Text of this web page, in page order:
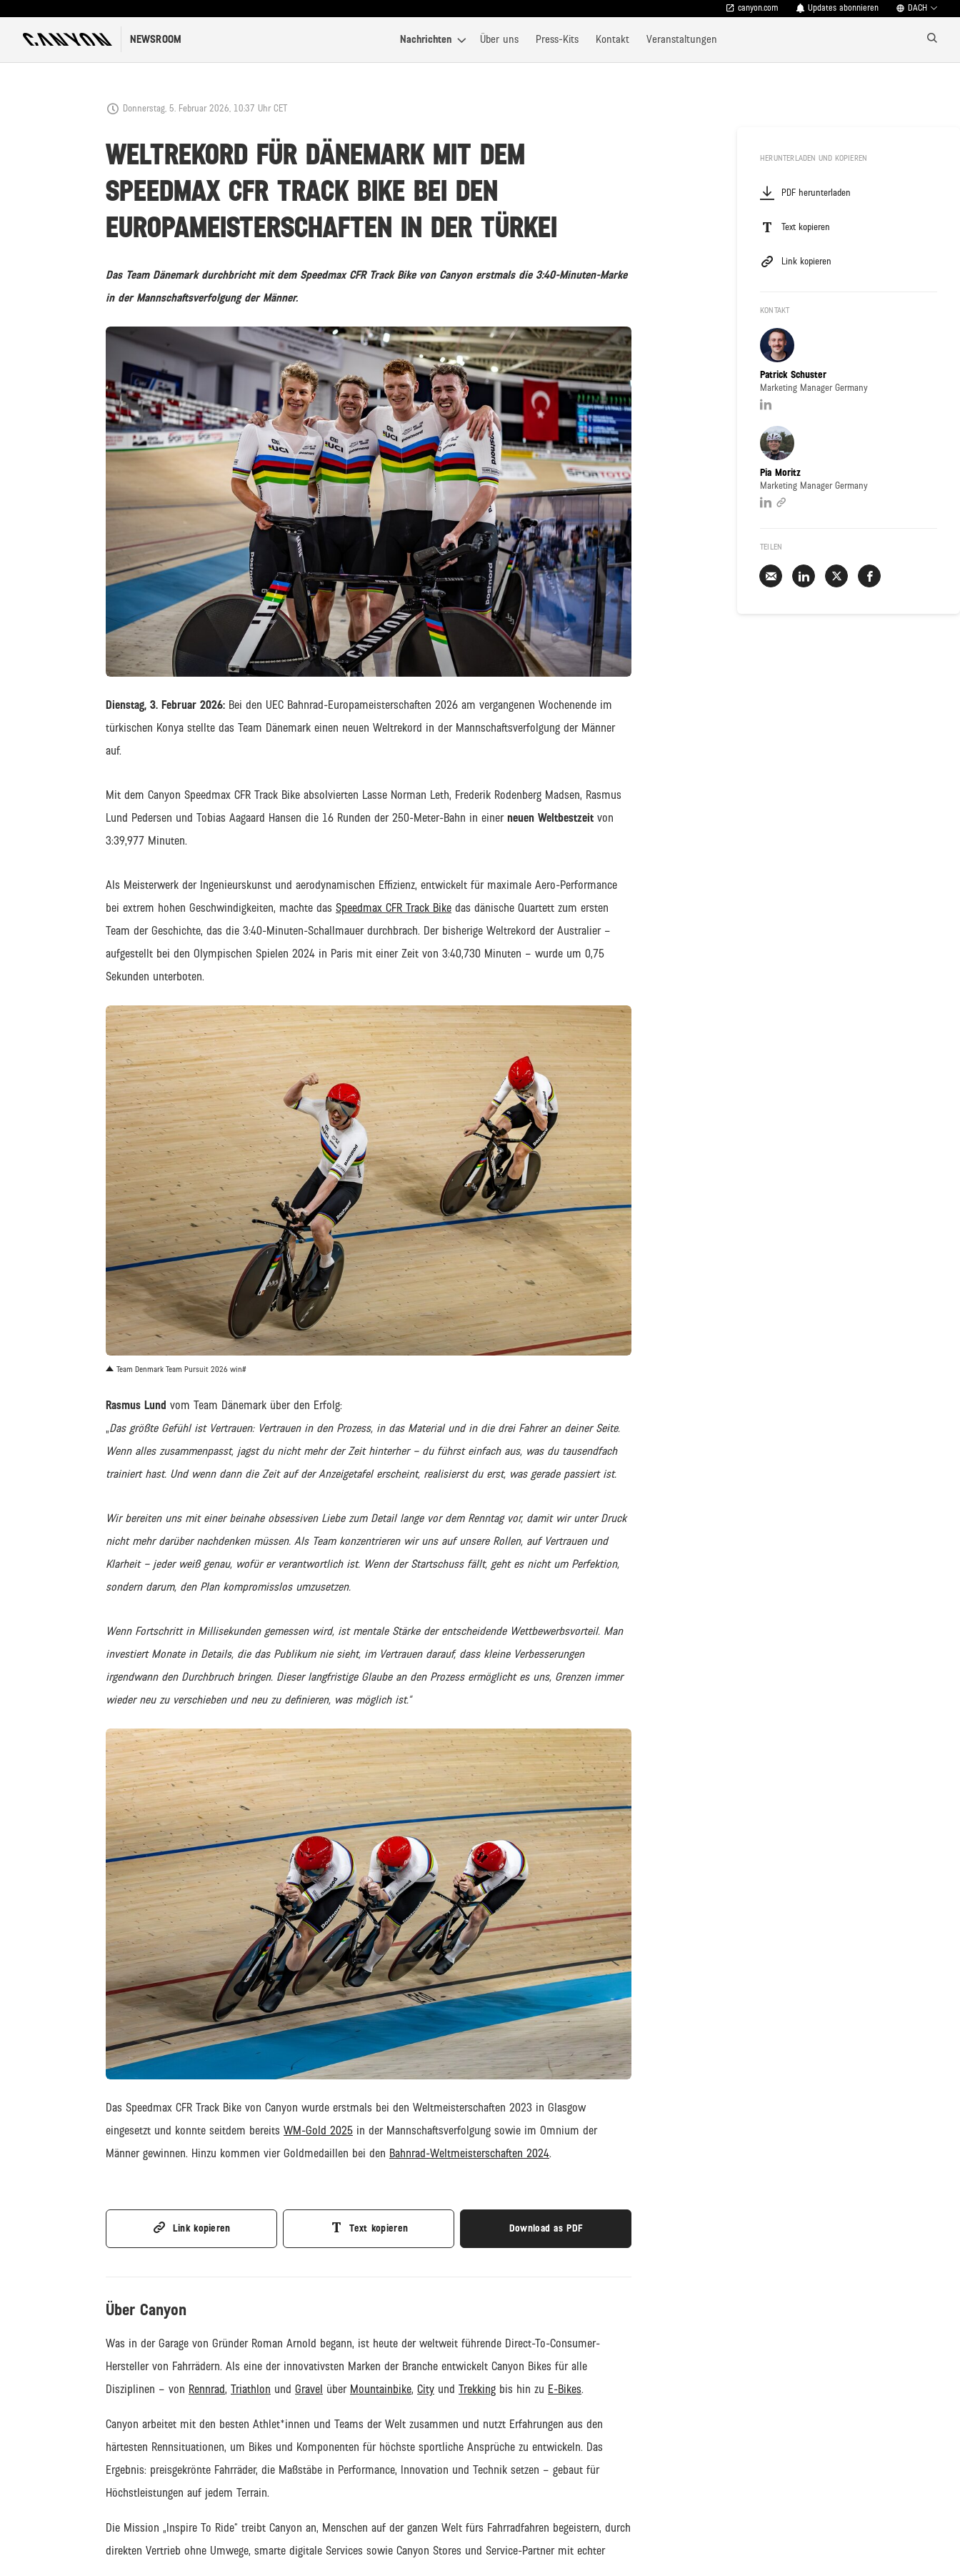
canyon.com Updates abonnieren DACH
NEWSROOM Nachrichten Über uns Press-Kits Veranstaltungen
Kontakt
Donnerstag, 5. Februar 2026, 10:37 Uhr CET
WELTREKORD FÜR DÄNEMARK MIT DEM
SPEEDMAX CFR TRACK BIKE BEI DEN
EUROPAMEISTERSCHAFTEN IN DER TÜRKEI
Das Team Dänemark durchbricht mit dem Speedmax CFR Track Bike von Canyon erstmals die 3:40-Minuten-Marke
in der Mannschaftsverfolgung der Männer.
JPEG
Dienstag, 3. Februar 2026: Bei den UEC Bahnrad-Europameisterschaften 2026 am vergangenen Wochenende im
türkischen Konya stellte das Team Dänemark einen neuen Weltrekord in der Mannschaftsverfolgung der Männer
auf.
Mit dem Canyon Speedmax CFR Track Bike absolvierten Lasse Norman Leth, Frederik Rodenberg Madsen, Rasmus
Lund Pedersen und Tobias Aagaard Hansen die 16 Runden der 250-Meter-Bahn in einer neuen Weltbestzeit von
3:39,977 Minuten.
Als Meisterwerk der Ingenieurskunst und aerodynamischen Effizienz, entwickelt für maximale Aero-Performance
bei extrem hohen Geschwindigkeiten, machte das Speedmax CFR Track Bike das dänische Quartett zum ersten
Team der Geschichte, das die 3:40-Minuten-Schallmauer durchbrach. Der bisherige Weltrekord der Australier –
aufgestellt bei den Olympischen Spielen 2024 in Paris mit einer Zeit von 3:40,730 Minuten – wurde um 0,75
Sekunden unterboten.
JPEG
Team Denmark Team Pursuit 2026 win#
Rasmus Lund vom Team Dänemark über den Erfolg:
„Das größte Gefühl ist Vertrauen: Vertrauen in den Prozess, in das Material und in die drei Fahrer an deiner Seite.
Wenn alles zusammenpasst, jagst du nicht mehr der Zeit hinterher – du führst einfach aus, was du tausendfach
trainiert hast. Und wenn dann die Zeit auf der Anzeigetafel erscheint, realisierst du erst, was gerade passiert ist.
Wir bereiten uns mit einer beinahe obsessiven Liebe zum Detail lange vor dem Renntag vor, damit wir unter Druck
nicht mehr darüber nachdenken müssen. Als Team konzentrieren wir uns auf unsere Rollen, auf Vertrauen und
Klarheit – jeder weiß genau, wofür er verantwortlich ist. Wenn der Startschuss fällt, geht es nicht um Perfektion,
sondern darum, den Plan kompromisslos umzusetzen.
Wenn Fortschritt in Millisekunden gemessen wird, ist mentale Stärke der entscheidende Wettbewerbsvorteil. Man
investiert Monate in Details, die das Publikum nie sieht, im Vertrauen darauf, dass kleine Verbesserungen
irgendwann den Durchbruch bringen. Dieser langfristige Glaube an den Prozess ermöglicht es uns, Grenzen immer
wieder neu zu verschieben und neu zu definieren, was möglich ist.“
JPEG
Das Speedmax CFR Track Bike von Canyon wurde erstmals bei den Weltmeisterschaften 2023 in Glasgow
eingesetzt und konnte seitdem bereits WM-Gold 2025 in der Mannschaftsverfolgung sowie im Omnium der
Männer gewinnen. Hinzu kommen vier Goldmedaillen bei den Bahnrad-Weltmeisterschaften 2024.
Link kopieren Text kopieren Download as PDF
Über Canyon
Was in der Garage von Gründer Roman Arnold begann, ist heute der weltweit führende Direct-To-Consumer-
Hersteller von Fahrrädern. Als eine der innovativsten Marken der Branche entwickelt Canyon Bikes für alle
Disziplinen – von Rennrad, Triathlon und Gravel über Mountainbike, City und Trekking bis hin zu E-Bikes.
Canyon arbeitet mit den besten Athlet*innen und Teams der Welt zusammen und nutzt Erfahrungen aus den
härtesten Rennsituationen, um Bikes und Komponenten für höchste sportliche Ansprüche zu entwickeln. Das
Ergebnis: preisgekrönte Fahrräder, die Maßstäbe in Performance, Innovation und Technik setzen – gebaut für
Höchstleistungen auf jedem Terrain.
Die Mission „Inspire To Ride“ treibt Canyon an, Menschen auf der ganzen Welt fürs Fahrradfahren begeistern, durch
direkten Vertrieb ohne Umwege, smarte digitale Services sowie Canyon Stores und Service-Partner mit echter
HERUNTERLADEN UND KOPIEREN
PDF herunterladen
Text kopieren
Link kopieren
KONTAKT
Patrick Schuster
Marketing Manager Germany
Pia Moritz
Marketing Manager Germany
TEILEN